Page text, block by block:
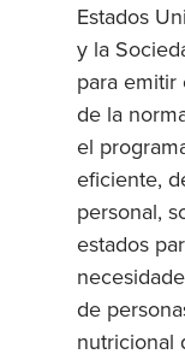
Estados
y la
para emitir
de la
el
eficiente,
personal,
estados
de
nutricional